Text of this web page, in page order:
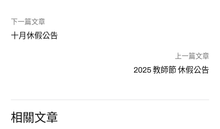
下一篇文章
十月休假公告
上一篇文章
2025 教師節 休假公告
相關文章